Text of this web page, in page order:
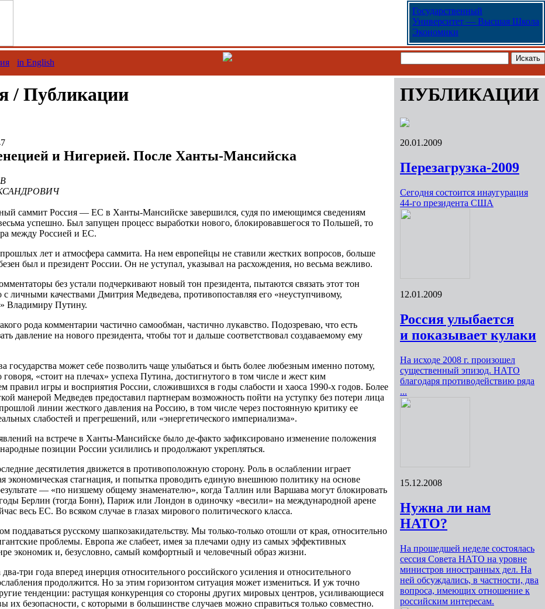
Государственный
Университет — Высшая Школа
Экономики
in English
/ Публикации
и Нигерией. После Ханты-Мансийска
саммит Россия — ЕС в Ханты-Мансийске завершился, судя по имеющимся сведениям
успешно. Был запущен процесс выработки нового, блокировавшегося то Польшей, то
между Россией и ЕС.
лет и атмосфера саммита. На нем европейцы не ставили жестких вопросов, больше
был и президент России. Он не уступал, указывал на расхождения, но весьма вежливо.
без устали подчеркивают новый тон президента, пытаются связать этот тон
с личными качествами Дмитрия Медведева, противопоставляя его «неуступчивому,
Владимиру Путину.
рода комментарии частично самообман, частично лукавство. Подозреваю, что есть
давление на нового президента, чтобы тот и дальше соответствовал создаваемому ему
государства может себе позволить чаще улыбаться и быть более любезным именно потому,
говоря, «стоит на плечах» успеха Путина, достигнутого в том числе и жест ким
правил игры и восприятия России, сложившихся в годы слабости и хаоса 1990-х годов. Более
манерой Медведев предоставил партнерам возможность пойти на уступку без потери лица
линии жесткого давления на Россию, в том числе через постоянную критику ее
слабостей и прегрешений, или «энергетического империализма».
на встрече в Ханты-Мансийске было де-факто зафиксировано изменение положения
позиции России усилились и продолжают укрепляться.
десятилетия движется в противоположную сторону. Роль в ослаблении играет
экономическая стагнация, и попытка проводить единую внешнюю политику на основе
— «по низшему общему знаменателю», когда Таллин или Варшава могут блокировать
Берлин (тогда Бонн), Париж или Лондон в одиночку «весили» на международной арене
весь ЕС. Во всяком случае в глазах мирового политического класса.
поддаваться русскому шапкозакидательству. Мы только-только отошли от края, относительно
проблемы. Европа же слабеет, имея за плечами одну из самых эффективных
экономик и, безусловно, самый комфортный и человечный образ жизни.
три года вперед инерция относительного российского усиления и относительного
продолжится. Но за этим горизонтом ситуация может измениться. И уж точно
тенденции: растущая конкуренция со стороны других мировых центров, усиливающиеся
их безопасности, с которыми в большинстве случаев можно справиться только совместно.
ПУБЛИКАЦИИ
20.01.2009
Перезагрузка-2009
Сегодня состоится инаугурация
44-го президента США
12.01.2009
Россия улыбается
и показывает кулаки
На исходе 2008 г. произошел
существенный эпизод. НАТО
благодаря противодействию ряда
...
15.12.2008
Нужна ли нам
НАТО?
На прошедшей неделе состоялась
сессия Совета НАТО на уровне
министров иностранных дел. На
ней обсуждались, в частности, два
вопроса, имеющих отношение к
российским интересам.